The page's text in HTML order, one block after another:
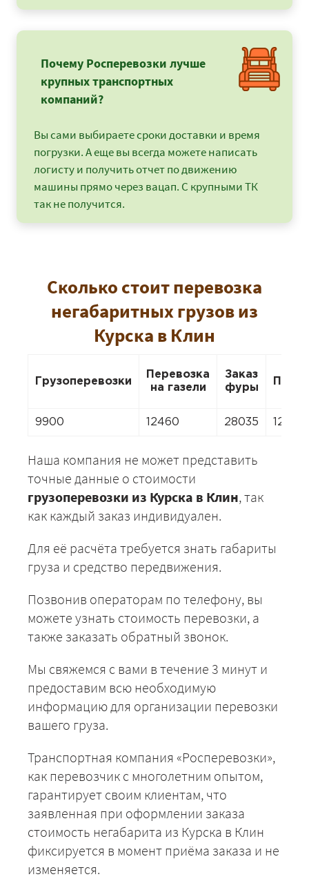
Почему Росперевозки лучше
крупных транспортных
компаний?
Вы сами выбираете сроки доставки и время
погрузки. А еще вы всегда можете написать
логисту и получить отчет по движению
машины прямо через вацап. С крупными ТК
так не получится.
Сколько стоит перевозка
негабаритных грузов из
Курска в Клин
Грузоперевозки
Перевозка
на газели
Заказ
фуры
9900 12460 28035 12460
Наша компания не может представить
точные данные о стоимости
грузоперевозки из Курска в Клин, так
как каждый заказ индивидуален.
Для её расчёта требуется знать габариты
груза и средство передвижения.
Позвонив операторам по телефону, вы
можете узнать стоимость перевозки, а
также заказать обратный звонок.
Мы свяжемся с вами в течение 3 минут и
предоставим всю необходимую
информацию для организации перевозки
вашего груза.
Транспортная компания «Росперевозки»,
как перевозчик с многолетним опытом,
гарантирует своим клиентам, что
заявленная при оформлении заказа
стоимость негабарита из Курска в Клин
фиксируется в момент приёма заказа и не
изменяется.